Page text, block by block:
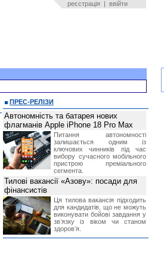
реєстрація | ввійти
ПРЕС-РЕЛІЗИ
Автономність та батарея нових
флагманів Apple iPhone 18 Pro Max
Питання автономності
залишається одним із
ключових чинників під час
вибору сучасного мобільного
пристрою преміального
сегмента.
Тилові вакансії «Азову»: посади для
фінансистів
Ця тилова вакансія підходить
для кандидатів, що не можуть
виконувати бойові завдання у
звʼязку із віком чи станом
здоровʼя.